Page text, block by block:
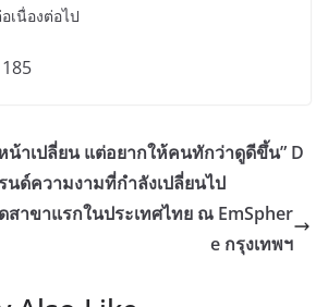
เนื่องต่อไป
185
น้าเปลี่ยน แต่อยากให้คนทักว่าดูดีขึ้น” D
นด์ความงามที่กำลังเปลี่ยนไป
ดสาขาแรกในประเทศไทย ณ EmSpher
e กรุงเทพฯ